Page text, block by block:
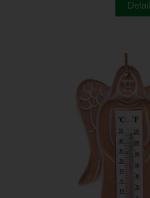
Detail